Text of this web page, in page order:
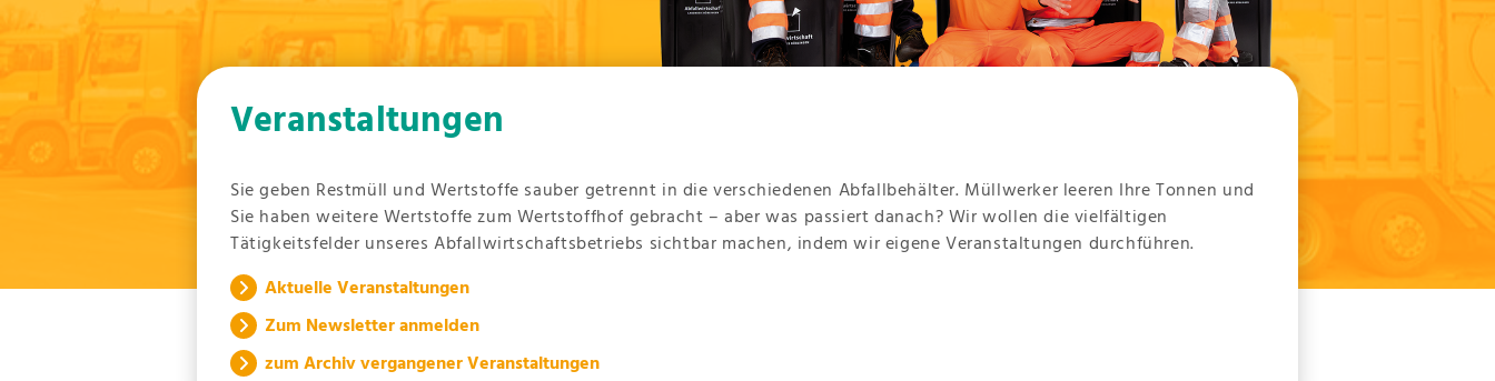
Veranstaltungen
Sie geben Restmüll und Wertstoffe sauber getrennt in die verschiedenen Abfallbehälter. Müllwerker leeren Ihre Tonnen und
Sie haben weitere Wertstoffe zum Wertstoffhof gebracht – aber was passiert danach? Wir wollen die vielfältigen
Tätigkeitsfelder unseres Abfallwirtschaftsbetriebs sichtbar machen, indem wir eigene Veranstaltungen durchführen.
Aktuelle Veranstaltungen
Zum Newsletter anmelden
zum Archiv vergangener Veranstaltungen